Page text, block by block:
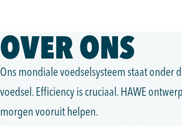
OVER ONS
Ons mondiale voedselsysteem staat onder
voedsel. Efficiency is cruciaal. HAWE
morgen vooruit helpen.